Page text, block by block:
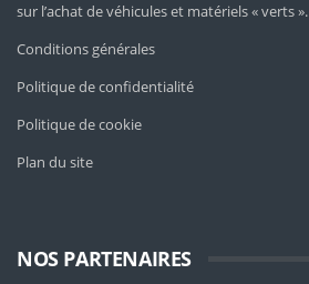
sur l’achat de véhicules et matériels « verts ».
Conditions générales
Politique de confidentialité
Politique de cookie
Plan du site
NOS PARTENAIRES